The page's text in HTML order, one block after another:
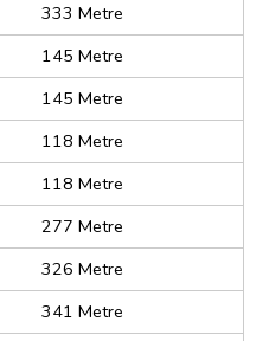
333 Metre
145 Metre
145 Metre
118 Metre
118 Metre
277 Metre
326 Metre
341 Metre